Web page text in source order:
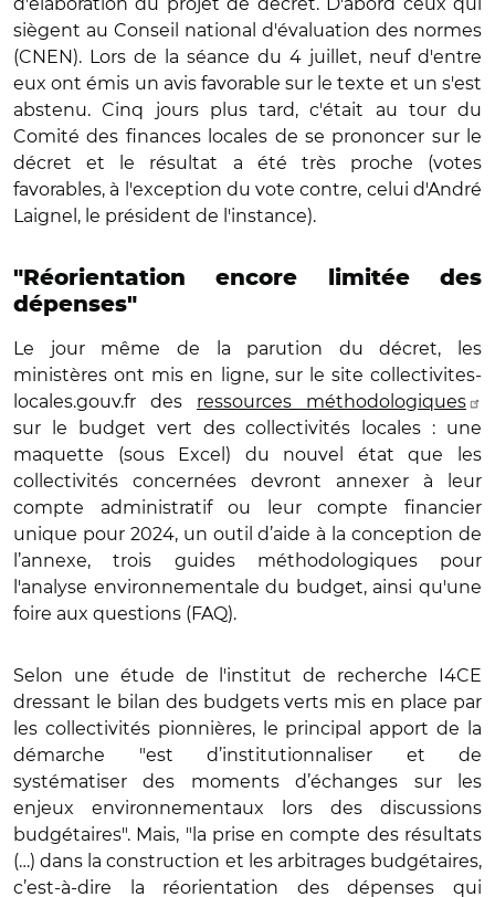
siègent au Conseil national d'évaluation des normes
(CNEN). Lors de la séance du 4 juillet, neuf d'entre
eux ont émis un avis favorable sur le texte et un s'est
abstenu. Cinq jours plus tard, c'était au tour du
Comité des finances locales de se prononcer sur le
décret et le résultat a été très proche (votes
favorables, à l'exception du vote contre, celui d'André
Laignel, le président de l'instance).
"Réorientation encore limitée des
dépenses"
Le jour même de la parution du décret, les
ministères ont mis en ligne, sur le site collectivites-
locales.gouv.fr des ressources méthodologiques
sur le budget vert des collectivités locales : une
maquette (sous Excel) du nouvel état que les
collectivités concernées devront annexer à leur
compte administratif ou leur compte financier
unique pour 2024, un outil d’aide à la conception de
l’annexe, trois guides méthodologiques pour
l'analyse environnementale du budget, ainsi qu'une
foire aux questions (FAQ).
Selon une étude de l'institut de recherche I4CE
dressant le bilan des budgets verts mis en place par
les collectivités pionnières, le principal apport de la
démarche "est d’institutionnaliser et de
systématiser des moments d’échanges sur les
enjeux environnementaux lors des discussions
budgétaires". Mais, "la prise en compte des résultats
(…) dans la construction et les arbitrages budgétaires,
c’est-à-dire la réorientation des dépenses qui